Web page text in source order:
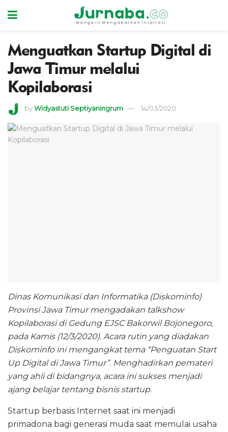
Menguatkan Startup Digital di
Jawa Timur melalui
Kopilaborasi
byWidyastuti Septiyaningrum 14/03/2020
Dinas Komunikasi dan Informatika (Diskominfo)
Provinsi Jawa Timur mengadakan talkshow
Kopilaborasi di Gedung EJSC Bakorwil Bojonegoro,
pada Kamis (12/3/2020). Acara rutin yang diadakan
Diskominfo ini mengangkat tema “Penguatan Start
Up Digital di Jawa Timur”. Menghadirkan pemateri
yang ahli di bidangnya, acara ini sukses menjadi
ajang belajar tentang bisnis startup.
Startup berbasis Internet saat ini menjadi
primadona bagi generasi muda saat memulai usaha